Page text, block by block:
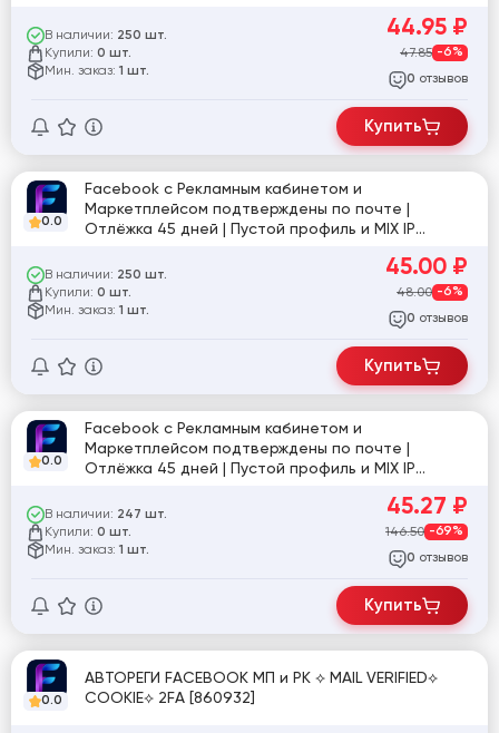
В наличии: 250 шт.
Купили: 0 шт.
Мин. заказ: 1 шт.
44.95 ₽
47.85 -6%
0 отзывов
Купить
0.0
Facebook с Рекламным кабинетом и
Маркетплейсом подтверждены по почте |
Отлёжка 45 дней | Пустой профиль и MIX IP
В наличии: 250 шт.
Купили: 0 шт.
Мин. заказ: 1 шт.
45.00 ₽
48.00 -6%
0 отзывов
Купить
0.0
Facebook с Рекламным кабинетом и
Маркетплейсом подтверждены по почте |
Отлёжка 45 дней | Пустой профиль и MIX IP
В наличии: 247 шт.
Купили: 0 шт.
Мин. заказ: 1 шт.
45.27 ₽
146.50 -69%
0 отзывов
Купить
0.0
АВТОРЕГИ FACEBOOK МП и РК ⟡ MAIL VERIFIED⟡
COOKIE⟡ 2FA [860932]